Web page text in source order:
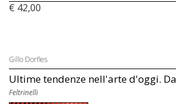
€ 42,00
Gillo Dorfles
Ultime tendenze nell'arte d'oggi.
Feltrinelli